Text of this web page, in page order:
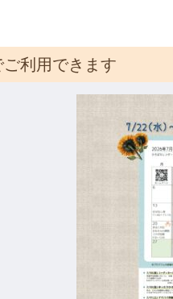
利用できます